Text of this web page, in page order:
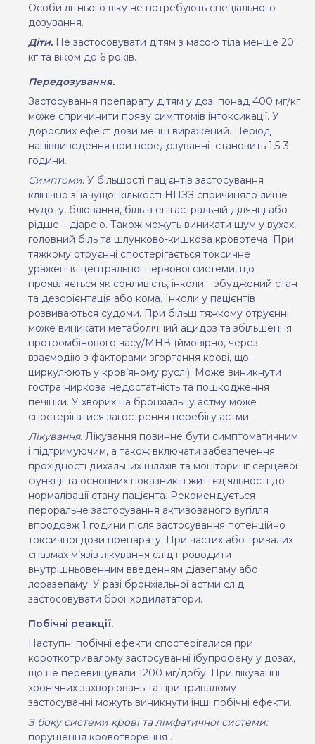
Особи літнього віку не потребують спеціального
дозування.
Діти. Не застосовувати дітям з масою тіла менше 20
кг та віком до 6 років.
Передозування.
Застосування препарату дітям у дозі понад 400 мг/кг
може спричинити появу симптомів інтоксикації. У
дорослих ефект дози менш виражений. Період
напіввиведення при передозуванні становить 1,5-3
години.
Симптоми. У більшості пацієнтів застосування
клінічно значущої кількості НПЗЗ спричиняло лише
нудоту, блювання, біль в епігастральній ділянці або
рідше – діарею. Також можуть виникати шум у вухах,
головний біль та шлунково-кишкова кровотеча. При
тяжкому отруєнні спостерігається токсичне
ураження центральної нервової системи, що
проявляється як сонливість, інколи – збуджений стан
та дезорієнтація або кома. Інколи у пацієнтів
розвиваються судоми. При більш тяжкому отруєнні
може виникати метаболічний ацидоз та збільшення
протромбінового часу/МНВ (ймовірно, через
взаємодію з факторами згортання крові, що
циркулюють у кров’яному руслі). Може виникнути
гостра ниркова недостатність та пошкодження
печінки. У хворих на бронхіальну астму може
спостерігатися загострення перебігу астми.
Лікування. Лікування повинне бути симптоматичним
і підтримуючим, а також включати забезпечення
прохідності дихальних шляхів та моніторинг серцевої
функції та основних показників життєдіяльності до
нормалізації стану пацієнта. Рекомендується
пероральне застосування активованого вугілля
впродовж 1 години після застосування потенційно
токсичної дози препарату. При частих або тривалих
спазмах м’язів лікування слід проводити
внутрішньовенним введенням діазепаму або
лоразепаму. У разі бронхіальної астми слід
застосовувати бронходилататори.
Побічні реакції.
Наступні побічні ефекти спостерігалися при
короткотривалому застосуванні ібупрофену у дозах,
що не перевищували 1200 мг/добу. При лікуванні
хронічних захворювань та при тривалому
застосуванні можуть виникнути інші побічні ефекти.
З боку системи крові та лімфатичної системи:
порушення кровотворення1.